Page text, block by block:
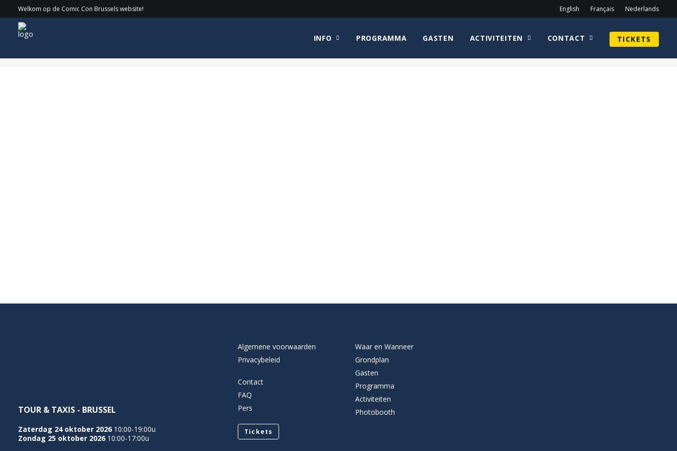
Welkom op de Comic Con Brussels website! English Français Nederlands
INFO PROGRAMMA GASTEN ACTIVITEITEN CONTACT TICKETS
youtubeville Home Youtube Ville youtubeville
TOUR & TAXIS - BRUSSEL
Zaterdag 24 oktober 2026 10:00-19:00u
Zondag 25 oktober 2026 10:00-17:00u
Algemene voorwaarden
Privacybeleid
Contact
FAQ
Pers
Tickets
Waar en Wanneer
Grondplan
Gasten
Programma
Activiteiten
Photobooth